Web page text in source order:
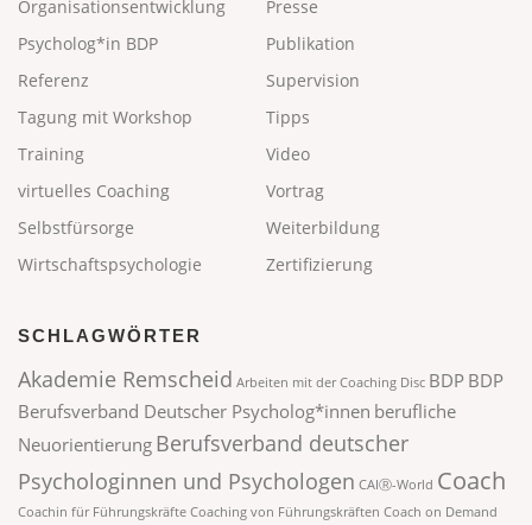
Organisationsentwicklung
Presse
Psycholog*in BDP
Publikation
Referenz
Supervision
Tagung mit Workshop
Tipps
Training
Video
virtuelles Coaching
Selbstfürsorge
Vortrag
Weiterbildung
Wirtschaftspsychologie
Zertifizierung
SCHLAGWÖRTER
Akademie Remscheid Arbeiten mit der Coaching Disc BDP BDP
Berufsverband Deutscher Psycholog*innen berufliche
Neuorientierung Berufsverband deutscher
Psychologinnen und Psychologen CAIⓇ-World Coach
Coachin für Führungskräfte Coaching von Führungskräften Coach on Demand